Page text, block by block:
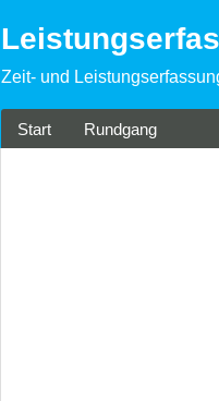
Zeit- und
Start Rundgang